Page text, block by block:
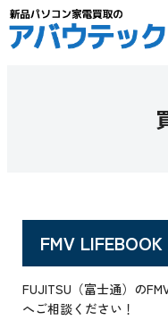
FMV
FUJITSU（富士通）の
へご相談ください！